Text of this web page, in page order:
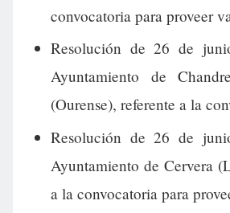
convocatoria para proveer
Resolución de 26 de
Ayuntamiento de
(Ourense), referente a la
Resolución de 26 de
Ayuntamiento de Cervera
a la convocatoria para